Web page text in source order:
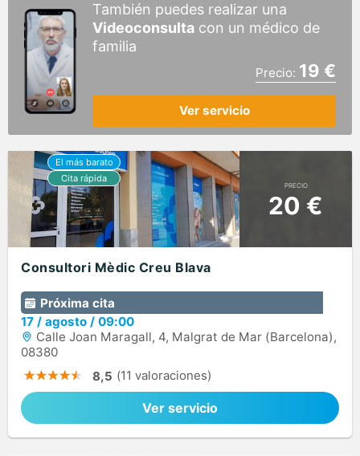
También puedes realizar una
Videoconsulta con un médico de
familia
Precio: 19 €
Ver servicio
PRECIO
20 €
Consultori Mèdic Creu Blava
Próxima cita
17 / agosto / 09:00
Calle Joan Maragall, 4, Malgrat de Mar (Barcelona),
08380
8,5 (11 valoraciones)
Ver servicio